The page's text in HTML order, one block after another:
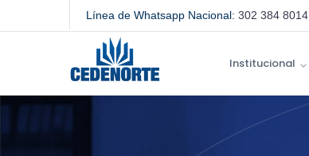
Línea de Whatsapp Nacional: 302 384 8014
Institucional